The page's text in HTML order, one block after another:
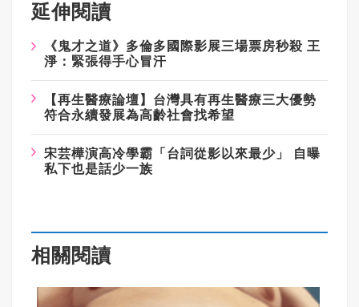
延伸閱讀
《鬼才之道》多倫多國際影展三場票房秒殺 王
淨：緊張得手心冒汗
【再生醫療論壇】台灣具有再生醫療三大優勢
符合永續發展為高齡社會找希望
宋芸樺演高冷學霸「台詞從影以來最少」
自曝
私下也是話少一族
相關閱讀